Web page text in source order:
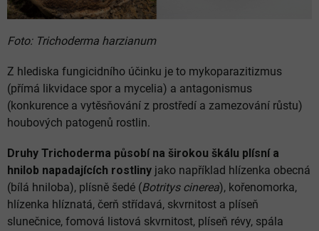
Foto: Trichoderma harzianum
Z hlediska fungicidního účinku je to mykoparazitizmus
(přímá likvidace spor a mycelia) a antagonismus
(konkurence a vytěsňování z prostředí a zamezování růstu)
houbových patogenů rostlin.
Druhy Trichoderma působí na širokou škálu plísní a
hnilob napadajících rostliny jako například hlízenka obecná
(bílá hniloba), plísně šedé (Botritys cinerea), kořenomorka,
hlízenka hlíznatá, čerň střídavá, skvrnitost a plíseň
slunečnice, fomová listová skvrnitost, plíseň révy, spála